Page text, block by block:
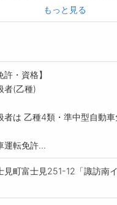
社の定める業務
もっと見る
許・資格】
者(乙種)
者は 乙種4類・準中型自動
運転免許...
見町富士見251-12「諏訪南